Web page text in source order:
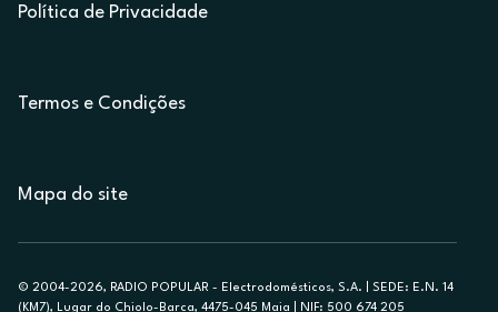
Política de Privacidade
Termos e Condições
Mapa do site
© 2004-2026, RADIO POPULAR - Electrodomésticos, S.A. | SEDE: E.N. 14
(KM7), Lugar do Chiolo-Barca, 4475-045 Maia | NIF: 500 674 205